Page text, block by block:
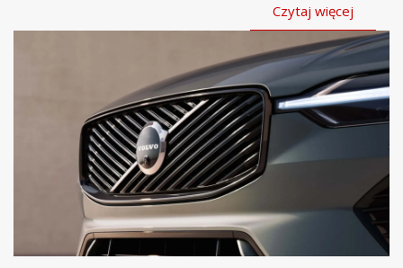
Czytaj więcej